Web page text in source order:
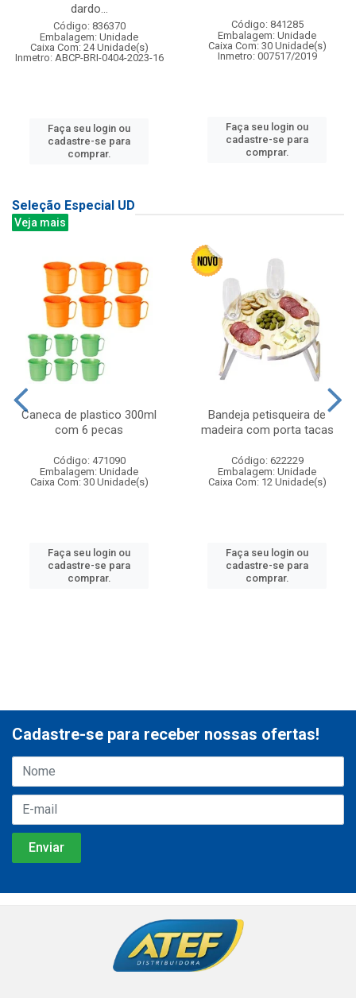
dardo...
Código: 836370
Embalagem: Unidade
Caixa Com: 24 Unidade(s)
Inmetro: ABCP-BRI-0404-2023-16
Faça seu login ou
cadastre-se para
comprar.
Código: 841285
Embalagem: Unidade
Caixa Com: 30 Unidade(s)
Inmetro: 007517/2019
Faça seu login ou
cadastre-se para
comprar.
Seleção Especial UD
Veja mais
Caneca de plastico 300ml
com 6 pecas
Código: 471090
Embalagem: Unidade
Caixa Com: 30 Unidade(s)
Faça seu login ou
cadastre-se para
comprar.
Bandeja petisqueira de
madeira com porta tacas
Código: 622229
Embalagem: Unidade
Caixa Com: 12 Unidade(s)
Faça seu login ou
cadastre-se para
comprar.
Cadastre-se para receber nossas ofertas!